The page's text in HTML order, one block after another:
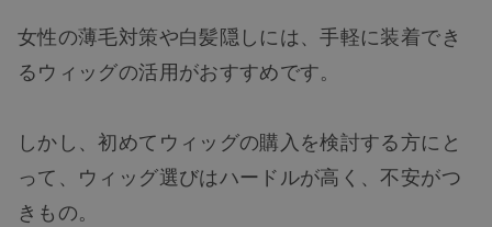
女性の薄毛対策や白髪隠しには、手軽に装着でき
るウィッグの活用がおすすめです。
しかし、初めてウィッグの購入を検討する方にと
って、ウィッグ選びはハードルが高く、不安がつ
きもの。